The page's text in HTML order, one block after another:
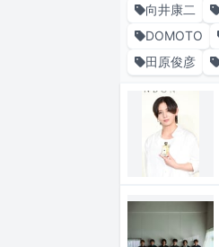
向井康二
DOMOTO
田原俊彦